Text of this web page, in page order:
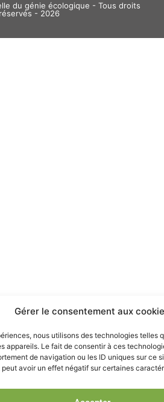
Gérer le consentement aux
nous utilisons des technologies telles
appareils. Le fait de consentir à ces
de navigation ou les ID uniques sur ce
avoir un effet négatif sur certaines
du génie écologique - Tous droits
réservés - 2026